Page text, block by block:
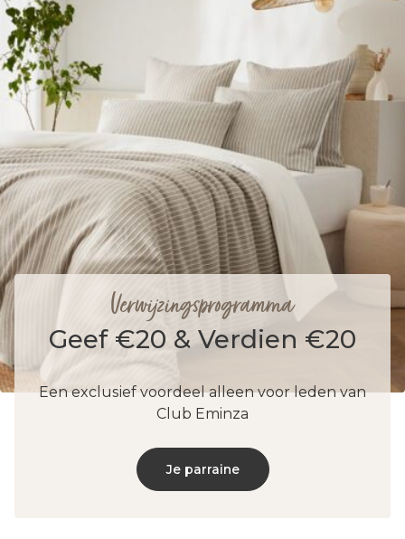
Verwijzingsprogramma
Geef €20 & Verdien €20
Een exclusief voordeel alleen voor leden van
Club Eminza
Je parraine